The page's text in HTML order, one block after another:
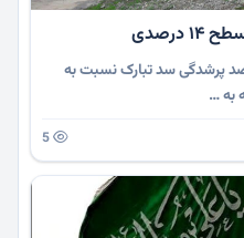
پرشدگی سد تبارک نسبت به